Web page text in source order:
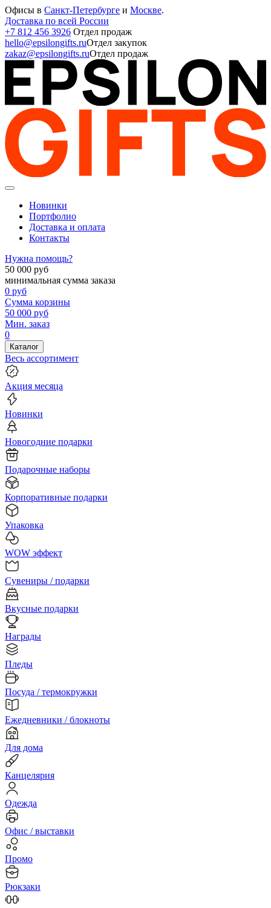
Офисы в Санкт-Петербурге и Москве.
Доставка по всей России
+7 812 456 3926 Отдел продаж
hello@epsilongifts.ruОтдел закупок
zakaz@epsilongifts.ruОтдел продаж
Новинки
Портфолио
Доставка и оплата
Контакты
Нужна помощь?
50 000 руб
минимальная сумма заказа
0 руб
Сумма корзины
50 000 руб
Мин. заказ
0
Каталог
Весь ассортимент
Акция месяца
Новинки
Новогодние подарки
Подарочные наборы
Корпоративные подарки
Упаковка
WOW эффект
Сувениры / подарки
Вкусные подарки
Награды
Пледы
Посуда / термокружки
Ежедневники / блокноты
Для дома
Канцелярия
Одежда
Офис / выставки
Промо
Рюкзаки